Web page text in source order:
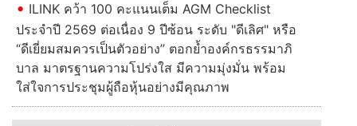
ILINK คว้า 100 คะแนนเต็ม AGM Checklist
ประจำปี 2569 ต่อเนื่อง 9 ปีซ้อน ระดับ "ดีเลิศ" หรือ
“ดีเยี่ยมสมควรเป็นตัวอย่าง” ตอกย้ำองค์กรธรรมาภิ
บาล มาตรฐานความโปร่งใส มีความมุ่งมั่น พร้อม
ใส่ใจการประชุมผู้ถือหุ้นอย่างมีคุณภาพ